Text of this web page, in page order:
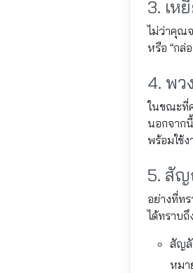
3. เห
ไม่ว่าคุณจ
หรือ “กล่
4. พว
ในขณะที่
นอกจากนี้
พร้อมใช้
5. สั
อย่างที่ท
ได้ทราบ
สัญ
หมา